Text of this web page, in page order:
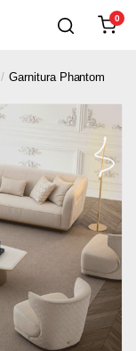
0
Garnitura Phantom